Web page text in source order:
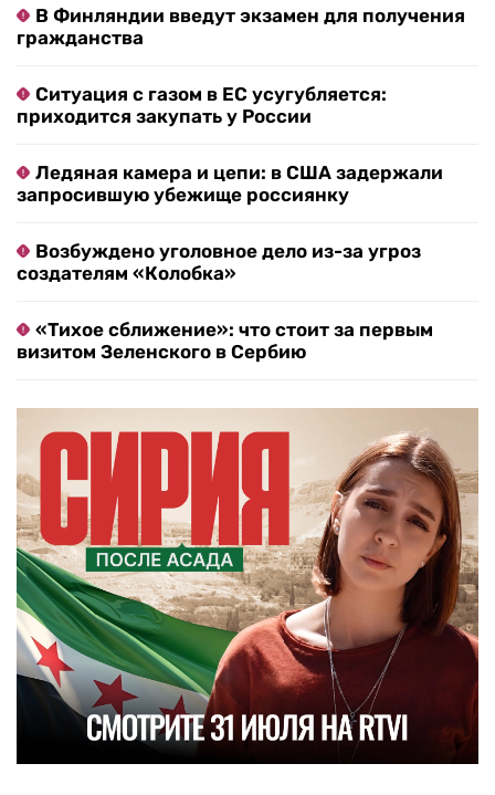
В Финляндии введут экзамен для получения
гражданства
Ситуация с газом в ЕС усугубляется:
приходится закупать у России
Ледяная камера и цепи: в США задержали
запросившую убежище россиянку
Возбуждено уголовное дело из-за угроз
создателям «Колобка»
«Тихое сближение»: что стоит за первым
визитом Зеленского в Сербию